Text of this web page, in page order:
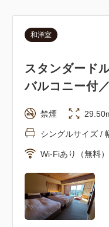
和洋室
スタンダード
バルコニー付
禁煙
シングルサイズ /
Wi-Fiあり（無料）